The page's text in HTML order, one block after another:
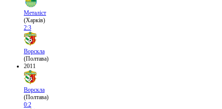
Металіст
(Харків)
2:3
Ворскла
(Полтава)
2011
Ворскла
(Полтава)
0:2